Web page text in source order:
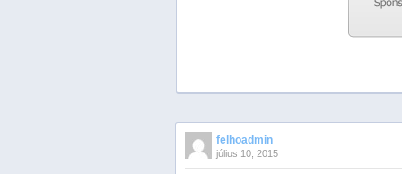
PreviousNextStop
2
felhoadmin
július 10, 2015